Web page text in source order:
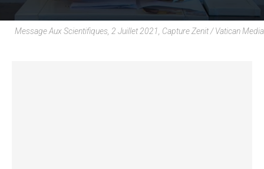
Message Aux Scientifiques, 2 Juillet 2021, Capture Zenit / Vatican Media